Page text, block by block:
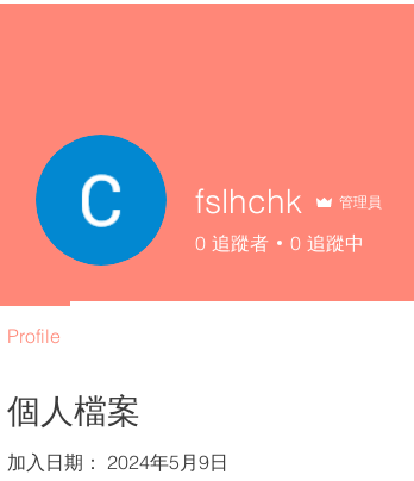
個人檔案
加入日期： 2024年5月9日
fslhchk 管理員
0 追蹤者 0 追蹤中
Profile